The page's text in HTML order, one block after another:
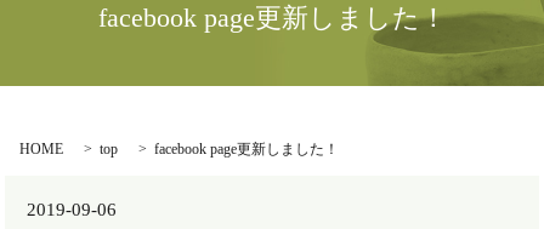
facebook page更新しました！
HOME top facebook page更新しました！
2019-09-06